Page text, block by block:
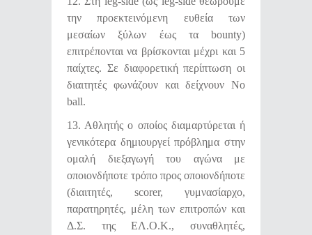
την προεκτεινόμενη ευθεία των
μεσαίων ξύλων έως τα bounty)
επιτρέπονται να βρίσκονται μέχρι και 5
παίχτες. Σε διαφορετική περίπτωση οι
διαιτητές φωνάζουν και δείχνουν No
ball.
13. Αθλητής ο οποίος διαμαρτύρεται ή
γενικότερα δημιουργεί πρόβλημα στην
ομαλή διεξαγωγή του αγώνα με
οποιονδήποτε τρόπο προς οποιονδήποτε
(διαιτητές, scorer, γυμνασίαρχο,
παρατηρητές, μέλη των επιτροπών και
Δ.Σ. της ΕΛ.Ο.Κ., συναθλητές,